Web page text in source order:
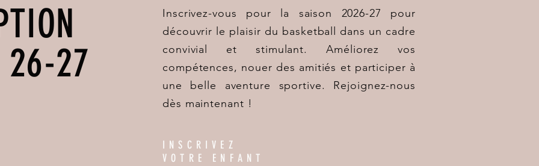
26-27
Inscrivez-vous pour la saison 2026-27 pour
découvrir le plaisir du basketball dans un cadre
convivial et stimulant. Améliorez vos
compétences, nouer des amitiés et participer à
une belle aventure sportive. Rejoignez-nous
dès maintenant !
INSCRIVEZ
VOTRE ENFANT